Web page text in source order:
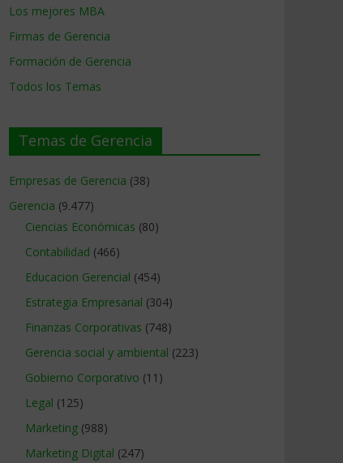
Los mejores MBA
Firmas de Gerencia
Formación de Gerencia
Todos los Temas
Temas de Gerencia
Empresas de Gerencia (38)
Gerencia (9.477)
Ciencias Económicas (80)
Contabilidad (466)
Educacion Gerencial (454)
Estrategia Empresarial (304)
Finanzas Corporativas (748)
Gerencia social y ambiental (223)
Gobierno Corporativo (11)
Legal (125)
Marketing (988)
Marketing Digital (247)